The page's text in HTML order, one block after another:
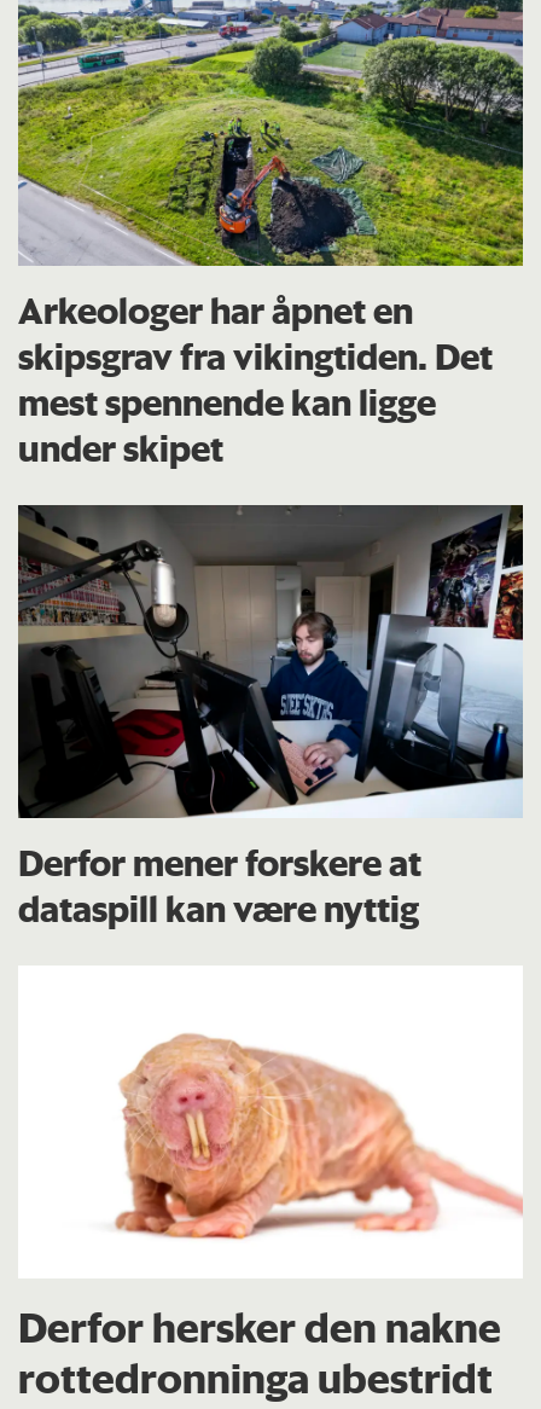
Arkeologer har åpnet en
skipsgrav fra vikingtiden. Det
mest spennende kan ligge
under skipet
Derfor mener forskere at
dataspill kan være nyttig
Derfor hersker den nakne
rottedronninga ubestridt